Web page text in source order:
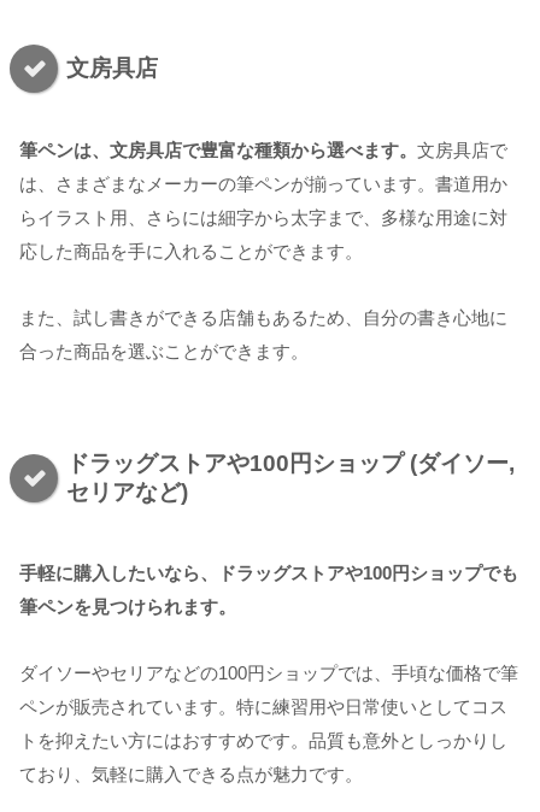
文房具店
筆ペンは、文房具店で豊富な種類から選べます。 文房具店で
は、さまざまなメーカーの筆ペンが揃っています。書道用か
らイラスト用、さらには細字から太字まで、多様な用途に対
応した商品を手に入れることができます。
また、試し書きができる店舗もあるため、自分の書き心地に
合った商品を選ぶことができます。
ドラッグストアや100円ショップ (ダイソー,
セリアなど)
手軽に購入したいなら、ドラッグストアや100円ショップでも
筆ペンを見つけられます。
ダイソーやセリアなどの100円ショップでは、手頃な価格で筆
ペンが販売されています。特に練習用や日常使いとしてコス
トを抑えたい方にはおすすめです。品質も意外としっかりし
ており、気軽に購入できる点が魅力です。